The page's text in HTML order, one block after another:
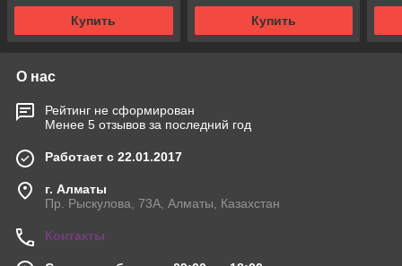
Купить Купить
О нас
Рейтинг не сформирован
Менее 5 отзывов за последний год
Работает с 22.01.2017
г. Алматы
Пр. Рыскулова, 73А, Алматы, Казахстан
Контакты